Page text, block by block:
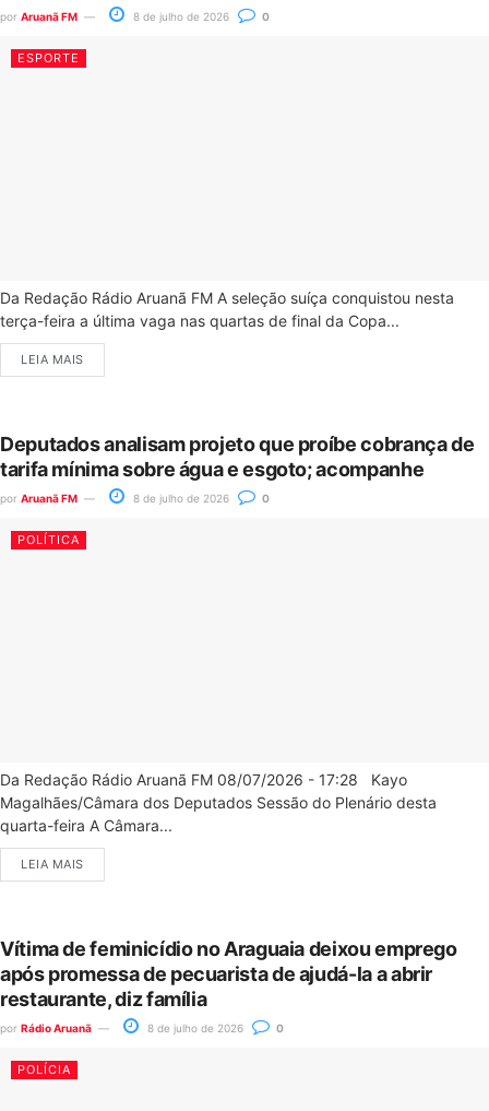
por Aruanã FM 8 de julho de 2026 0
ESPORTE
Da Redação Rádio Aruanã FM A seleção suíça conquistou nesta
terça-feira a última vaga nas quartas de final da Copa...
LEIA MAIS
Deputados analisam projeto que proíbe cobrança de
tarifa mínima sobre água e esgoto; acompanhe
por Aruanã FM 8 de julho de 2026 0
POLÍTICA
Da Redação Rádio Aruanã FM 08/07/2026 - 17:28 Kayo
Magalhães/Câmara dos Deputados Sessão do Plenário desta
quarta-feira A Câmara...
LEIA MAIS
Vítima de feminicídio no Araguaia deixou emprego
após promessa de pecuarista de ajudá-la a abrir
restaurante, diz família
por Rádio Aruanã 8 de julho de 2026 0
POLÍCIA